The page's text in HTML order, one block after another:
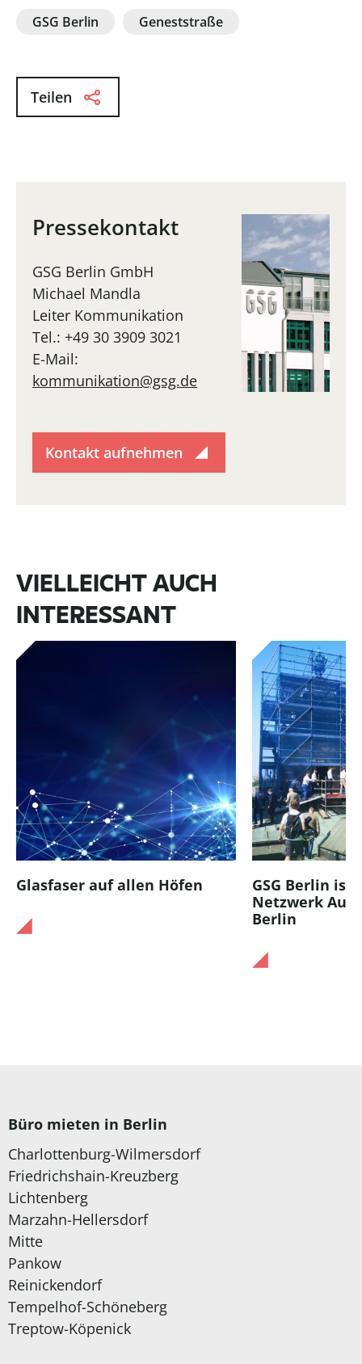
GSG Berlin Geneststraße
Teilen
Pressekontakt
GSG Berlin GmbH
Michael Mandla
Leiter Kommunikation
Tel.: +49 30 3909 3021
E-Mail:
kommunikation@gsg.de
Kontakt aufnehmen
VIELLEICHT AUCH
INTERESSANT
Glasfaser auf allen Höfen
GSG Berlin
Netzwerk
Berlin
Büro mieten in Berlin
Charlottenburg-Wilmersdorf
Friedrichshain-Kreuzberg
Lichtenberg
Marzahn-Hellersdorf
Mitte
Pankow
Reinickendorf
Tempelhof-Schöneberg
Treptow-Köpenick